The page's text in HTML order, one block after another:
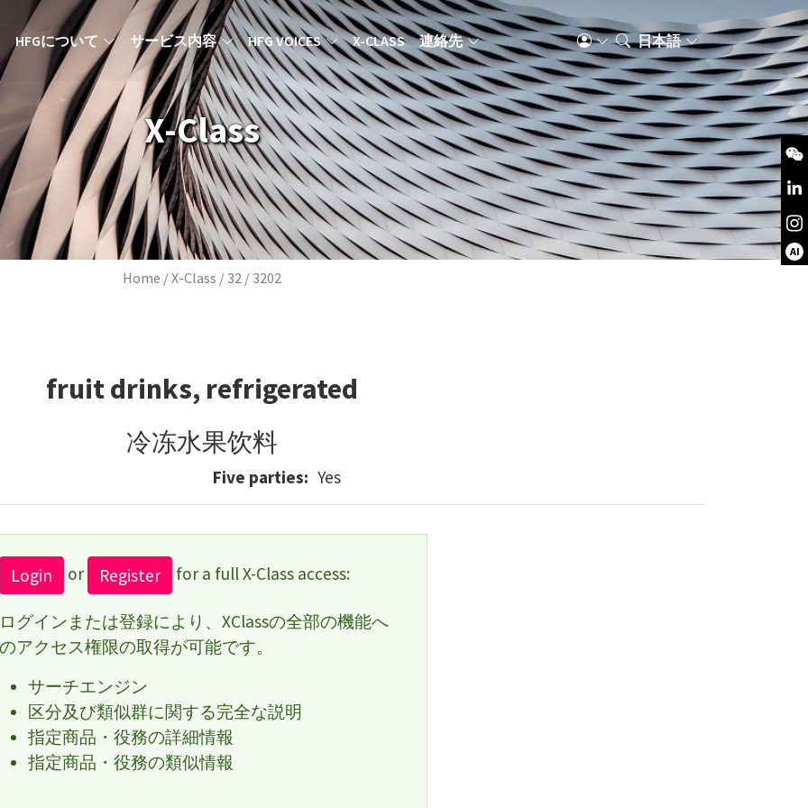
MAIN NAVIGATION JA
HFGについて サービス内容 HFG VOICES X-CLASS 連絡先 日本語
X-Class
Breadcrumb
Home X-Class 32 3202
fruit drinks, refrigerated
冷冻水果饮料
Five parties Yes
Login or Register for a full X-Class access:
ログインまたは登録により、XClassの全部の機能へ
のアクセス権限の取得が可能です。
サーチエンジン
区分及び類似群に関する完全な説明
指定商品・役務の詳細情報
指定商品・役務の類似情報
AI